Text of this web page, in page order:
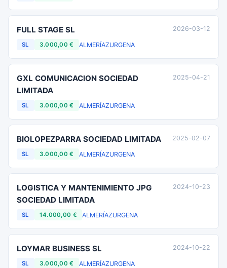
FULL STAGE SL
SL 3.000,00 € ALMERÍAZURGENA
2026-03-12
GXL COMUNICACION SOCIEDAD
LIMITADA
SL 3.000,00 € ALMERÍAZURGENA
2025-04-21
BIOLOPEZPARRA SOCIEDAD LIMITADA
SL 3.000,00 € ALMERÍAZURGENA
2025-02-07
LOGISTICA Y MANTENIMIENTO JPG
SOCIEDAD LIMITADA
SL 14.000,00 € ALMERÍAZURGENA
2024-10-23
LOYMAR BUSINESS SL
SL 3.000,00 € ALMERÍAZURGENA
2024-10-22